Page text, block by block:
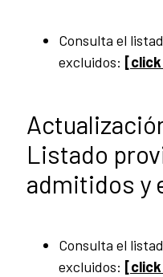
Consulta el
excluidos:
Listado
admitidos y
Consulta el
excluidos: